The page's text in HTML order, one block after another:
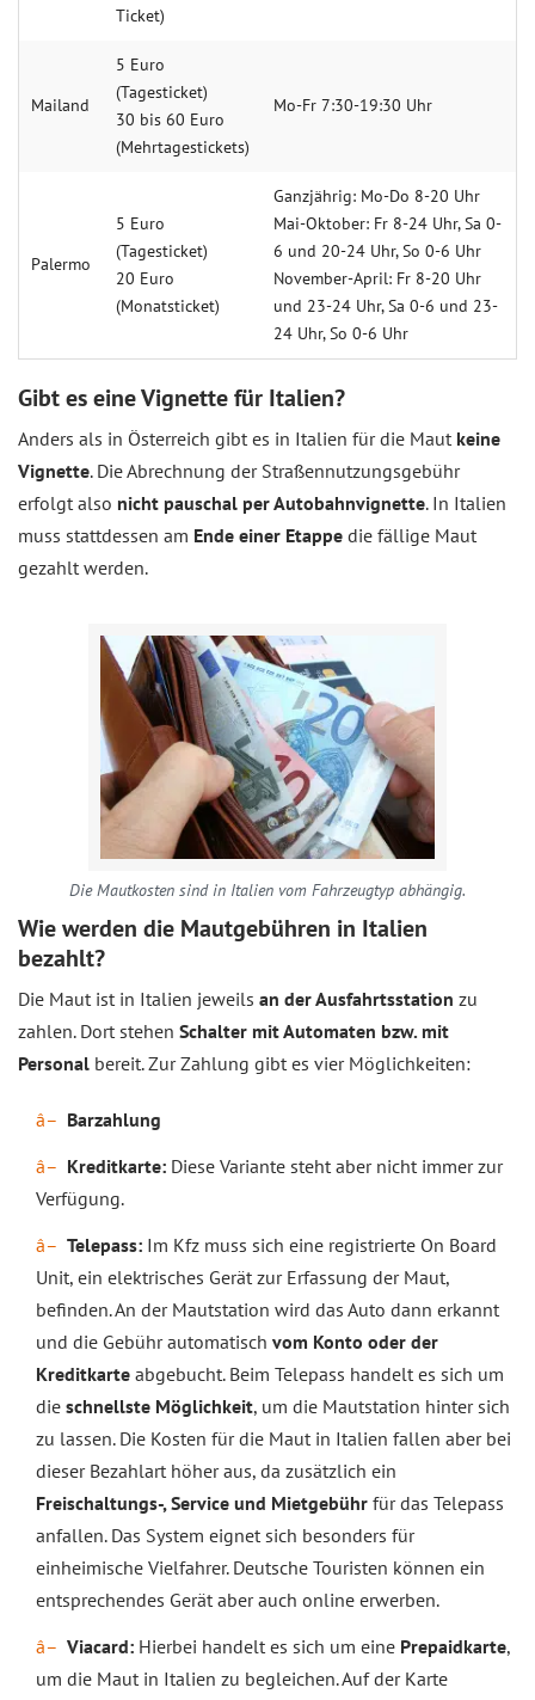
Ticket)
Mailand
5 Euro
(Tagesticket)
30 bis 60 Euro
(Mehrtagestickets)
Mo-Fr 7:30-19:30 Uhr
Palermo
5 Euro
(Tagesticket)
20 Euro
(Monatsticket)
Ganzjährig: Mo-Do 8-20 Uhr
Mai-Oktober: Fr 8-24 Uhr, Sa 0-
6 und 20-24 Uhr, So 0-6 Uhr
November-April: Fr 8-20 Uhr
und 23-24 Uhr, Sa 0-6 und 23-
24 Uhr, So 0-6 Uhr
Gibt es eine Vignette für Italien?
Anders als in Österreich gibt es in Italien für die Maut keine
Vignette. Die Abrechnung der Straßennutzungsgebühr
erfolgt also nicht pauschal per Autobahnvignette. In Italien
muss stattdessen am Ende einer Etappe die fällige Maut
gezahlt werden.
Die Mautkosten sind in Italien vom Fahrzeugtyp abhängig.
Wie werden die Mautgebühren in Italien
bezahlt?
Die Maut ist in Italien jeweils an der Ausfahrtsstation zu
zahlen. Dort stehen Schalter mit Automaten bzw. mit
Personal bereit. Zur Zahlung gibt es vier Möglichkeiten:
Barzahlung
Kreditkarte: Diese Variante steht aber nicht immer zur
Verfügung.
Telepass: Im Kfz muss sich eine registrierte On Board
Unit, ein elektrisches Gerät zur Erfassung der Maut,
befinden. An der Mautstation wird das Auto dann erkannt
und die Gebühr automatisch vom Konto oder der
Kreditkarte abgebucht. Beim Telepass handelt es sich um
die schnellste Möglichkeit, um die Mautstation hinter sich
zu lassen. Die Kosten für die Maut in Italien fallen aber bei
dieser Bezahlart höher aus, da zusätzlich ein
Freischaltungs-, Service und Mietgebühr für das Telepass
anfallen. Das System eignet sich besonders für
einheimische Vielfahrer. Deutsche Touristen können ein
entsprechendes Gerät aber auch online erwerben.
Viacard: Hierbei handelt es sich um eine Prepaidkarte,
um die Maut in Italien zu begleichen. Auf der Karte